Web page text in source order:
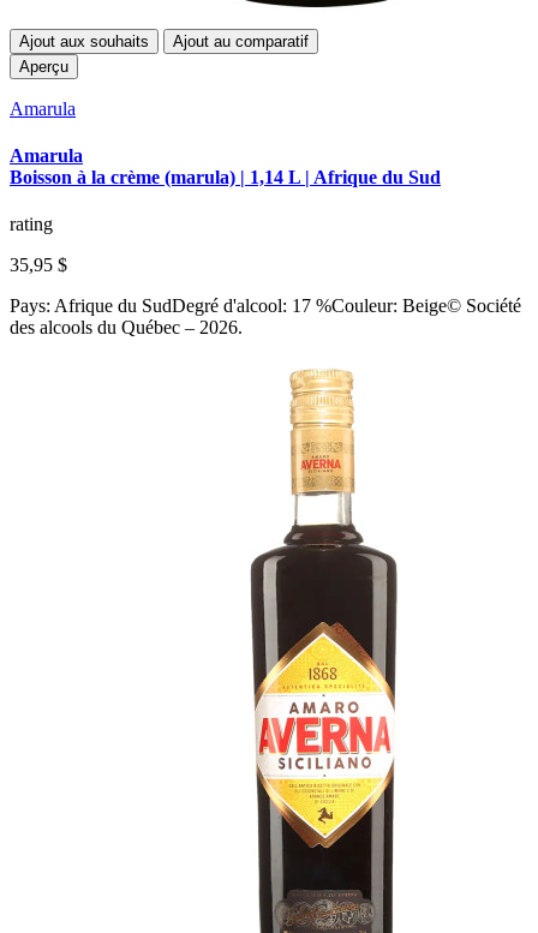
Ajout aux souhaits
Ajout au comparatif
Aperçu
Amarula
Amarula
Boisson à la crème (marula) | 1,14 L | Afrique du Sud
rating
35,95 $
Pays: Afrique du SudDegré d'alcool: 17 %Couleur: Beige© Société
des alcools du Québec – 2026.